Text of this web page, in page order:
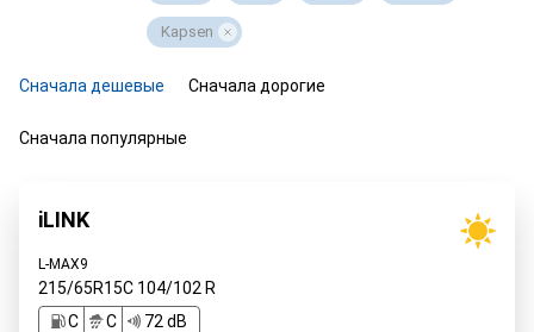
Kapsen
Сначала дешевые Сначала дорогие
Сначала популярные
iLINK
L-MAX9
215/65R15C 104/102 R
C
C 72 dB